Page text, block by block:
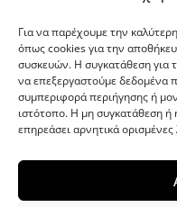
Για να παρέχουμε την
όπως cookies για την
συσκευών. Η συγκατάθεση για
να επεξεργαστούμε
συμπεριφορά περιήγησης ή
ιστότοπο. Η μη συγκατάθεση ή
επηρεάσει αρνητικά ορισμένες
G-point.gr